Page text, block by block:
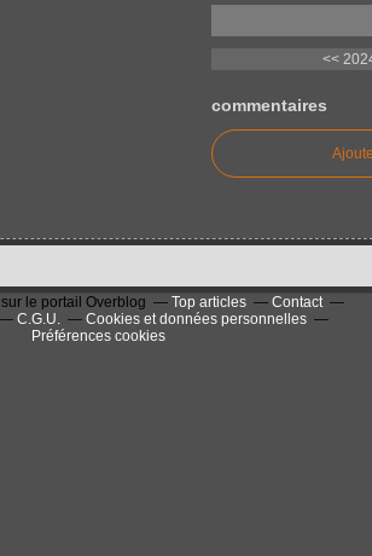
<<
commentaires
sur le portail Overblog Top articles
Contact
C.G.U.
Cookies et données personnelles
Préférences cookies